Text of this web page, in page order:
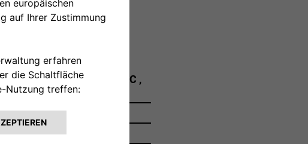
dry-sumped, DOHC ,
1997 cm³